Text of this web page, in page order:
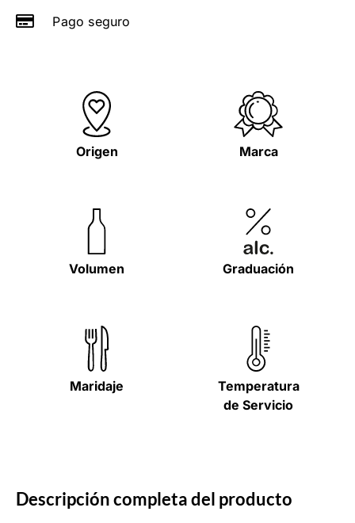
Pago seguro
Origen Marca
Volumen Graduación
Maridaje
Temperatura
de Servicio
Descripción completa del producto